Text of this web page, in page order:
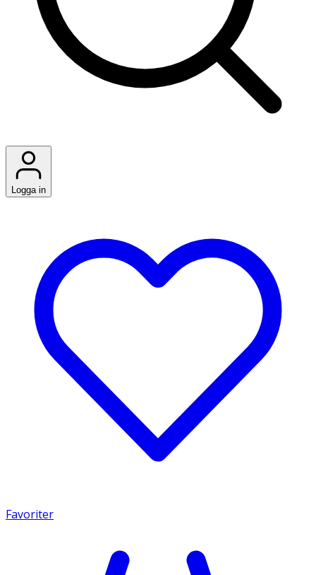
Logga in
Favoriter